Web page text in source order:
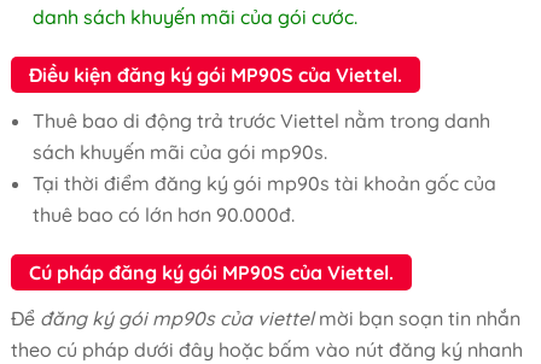
danh sách khuyến mãi của gói cước.
Điều kiện đăng ký gói MP90S của Viettel.
Thuê bao di động trả trước Viettel nằm trong danh
sách khuyến mãi của gói mp90s.
Tại thời điểm đăng ký gói mp90s tài khoản gốc của
thuê bao có lớn hơn 90.000đ.
Cú pháp đăng ký gói MP90S của Viettel.
Để đăng ký gói mp90s của viettelmời bạn soạn tin nhắn
theo cú pháp dưới đây hoặc bấm vào nút đăng ký nhanh